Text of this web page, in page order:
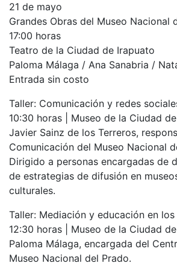
21 de mayo
Grandes Obras del Museo Nacional
17:00 horas
Teatro de la Ciudad de Irapuato
Paloma Málaga / Ana Sanabria /
Entrada sin costo
Taller: Comunicación y redes
10:30 horas | Museo de la Ciudad
Javier Sainz de los Terreros,
Comunicación del Museo Nacional
Dirigido a personas encargadas de
de estrategias de difusión en
culturales.
Taller: Mediación y educación en los
12:30 horas | Museo de la Ciudad
Paloma Málaga, encargada del
Museo Nacional del Prado.